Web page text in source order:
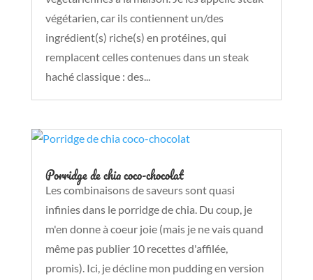
végétarien, car ils contiennent un/des
ingrédient(s) riche(s) en protéines, qui
remplacent celles contenues dans un steak
haché classique : des...
Porridge de chia coco-chocolat
Les combinaisons de saveurs sont quasi
infinies dans le porridge de chia. Du coup, je
m'en donne à coeur joie (mais je ne vais quand
même pas publier 10 recettes d'affilée,
promis). Ici, je décline mon pudding en version